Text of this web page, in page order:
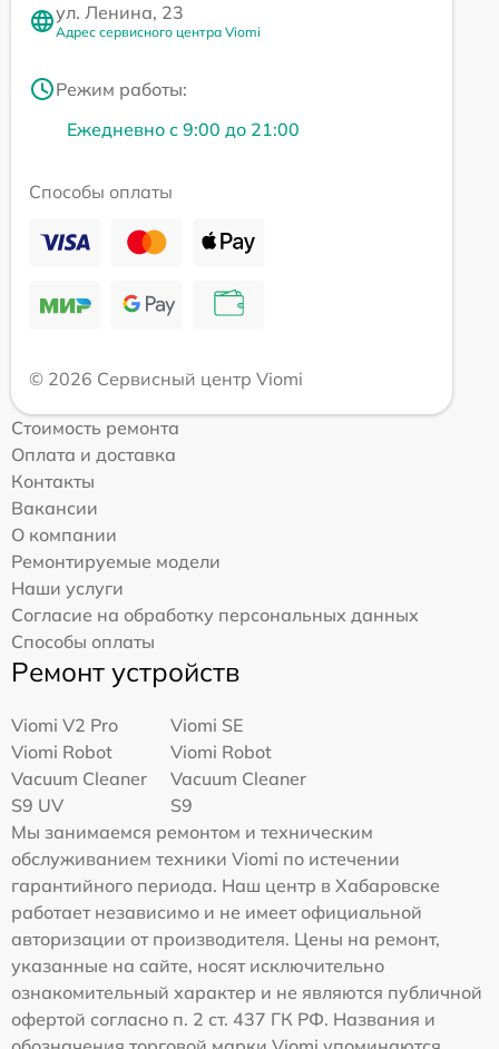
ул. Ленина, 23
Адрес сервисного центра Viomi
Режим работы:
Ежедневно с 9:00 до 21:00
Способы оплаты
© 2026 Сервисный центр Viomi
Стоимость ремонта
Оплата и доставка
Контакты
Вакансии
О компании
Ремонтируемые модели
Наши услуги
Согласие на обработку персональных данных
Способы оплаты
Ремонт устройств
Viomi V2 Pro
Viomi SE
Viomi Robot
Vacuum Cleaner
S9 UV
Viomi Robot
Vacuum Cleaner
S9
Мы занимаемся ремонтом и техническим
обслуживанием техники Viomi по истечении
гарантийного периода. Наш центр в Хабаровске
работает независимо и не имеет официальной
авторизации от производителя. Цены на ремонт,
указанные на сайте, носят исключительно
ознакомительный характер и не являются публичной
офертой согласно п. 2 ст. 437 ГК РФ. Названия и